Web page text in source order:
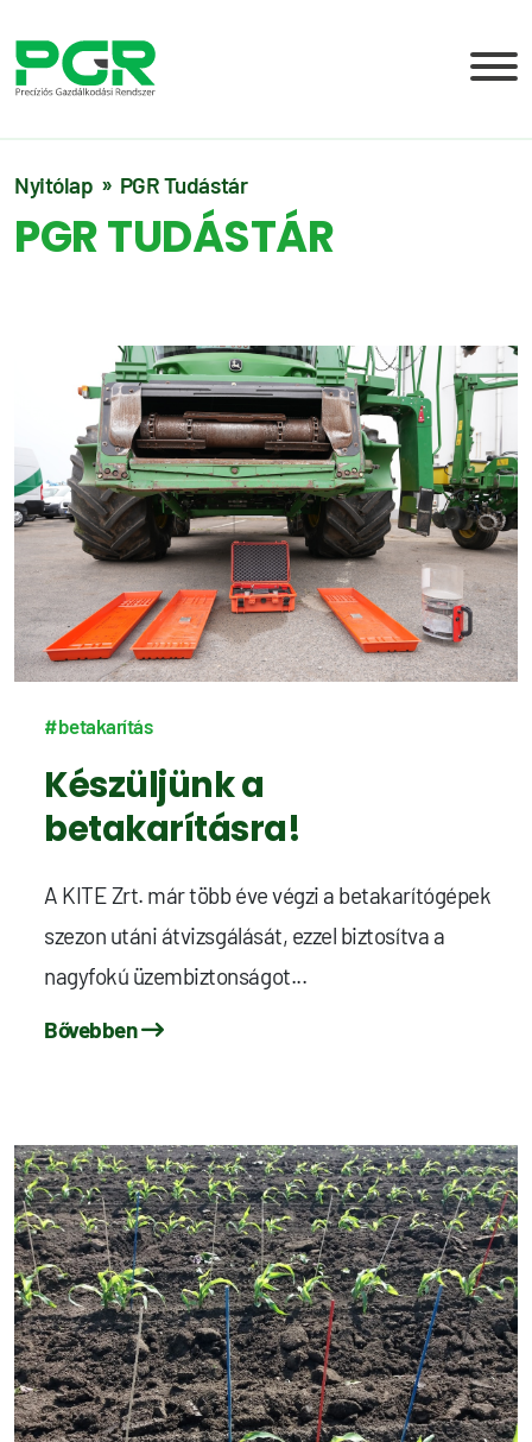
Nyitólap PGR Tudástár
PGR TUDÁSTÁR
#betakarítás
Készüljünk a
betakarításra!
A KITE Zrt. már több éve végzi a betakarítógépek
szezon utáni átvizsgálását, ezzel biztosítva a
nagyfokú üzembiztonságot...
Bővebben